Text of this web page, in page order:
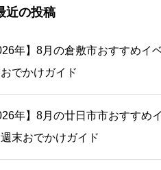
近の投稿
年】8月の倉敷市おすすめイ
でかけガイド
年】8月の廿日市市おすすめ
末おでかけガイド